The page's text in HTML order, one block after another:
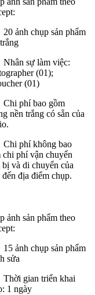
ảnh chụp sản phẩm
sự làm việc:
(01);
(01)
phí bao gồm
nền trắng có sẵn của
phí không bao
chi phí vận chuyển
bị và di chuyển của
địa điểm chụp.
ảnh sản phẩm theo
ảnh chụp sản phẩm
sửa
gian triển khai
1 ngày